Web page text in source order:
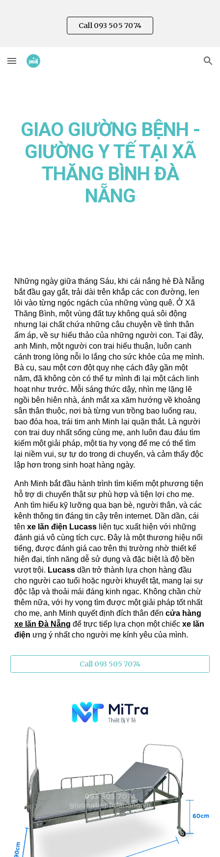
Skip to main content
Skip to navigation
Call 093 505 7074
GIAO GIƯỜNG BỆNH -
GIƯỜNG Y TẾ TẠI XÃ
THĂNG BÌNH ĐÀ
NẴNG
Những ngày giữa tháng Sáu, khi cái nắng hè Đà Nẵng
bắt đầu gay gắt, trải dài trên khắp các con đường, len
lỏi vào từng ngóc ngách của những vùng quê. Ở Xã
Thăng Bình, một vùng đất tuy không quá sôi động
nhưng lại chất chứa những câu chuyện về tình thân
ấm áp, về sự hiếu thảo của những người con. Tại đây,
anh Minh, một người con trai hiếu thuận, luôn canh
cánh trong lòng nỗi lo lắng cho sức khỏe của mẹ mình.
Bà cụ, sau một cơn đột quỵ nhẹ cách đây gần một
năm, đã không còn có thể tự mình đi lại một cách linh
hoạt như trước. Mỗi sáng thức dậy, nhìn mẹ lặng lẽ
ngồi bên hiên nhà, ánh mắt xa xăm hướng về khoảng
sân thân thuộc, nơi bà từng vun trồng bao luống rau,
bao đóa hoa, trái tim anh Minh lại quặn thắt. Là người
con trai duy nhất sống cùng mẹ, anh luôn đau đáu tìm
kiếm một giải pháp, một tia hy vọng để mẹ có thể tìm
lại niềm vui, sự tự do trong di chuyển, và cảm thấy độc
lập hơn trong sinh hoạt hàng ngày.
Anh Minh bắt đầu hành trình tìm kiếm một phương tiện
hỗ trợ di chuyển thật sự phù hợp và tiện lợi cho mẹ.
Anh tìm hiểu kỹ lưỡng qua bạn bè, người thân, và các
kênh thông tin đáng tin cậy trên internet. Dần dần, cái
tênxe lăn điện Lucass liên tục xuất hiện với những
đánh giá vô cùng tích cực. Đây là một thương hiệu nổi
tiếng, được đánh giá cao trên thị trường nhờ thiết kế
hiện đại, tính năng dễ sử dụng và đặc biệt là độ bền
vượt trội. Lucass dần trở thành lựa chọn hàng đầu
cho người cao tuổi hoặc người khuyết tật, mang lại sự
độc lập và thoải mái đáng kinh ngạc. Không chần chừ
thêm nữa, với hy vọng tìm được một giải pháp tốt nhất
cho mẹ, anh Minh quyết định đích thân đếncửa hàng
xe lăn Đà Nẵng để trực tiếp lựa chọn một chiếcxe lăn
điện ưng ý nhất cho người mẹ kính yêu của mình.
Call 093 505 7074